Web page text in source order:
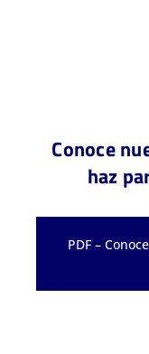
Conoce
haz
PDF –